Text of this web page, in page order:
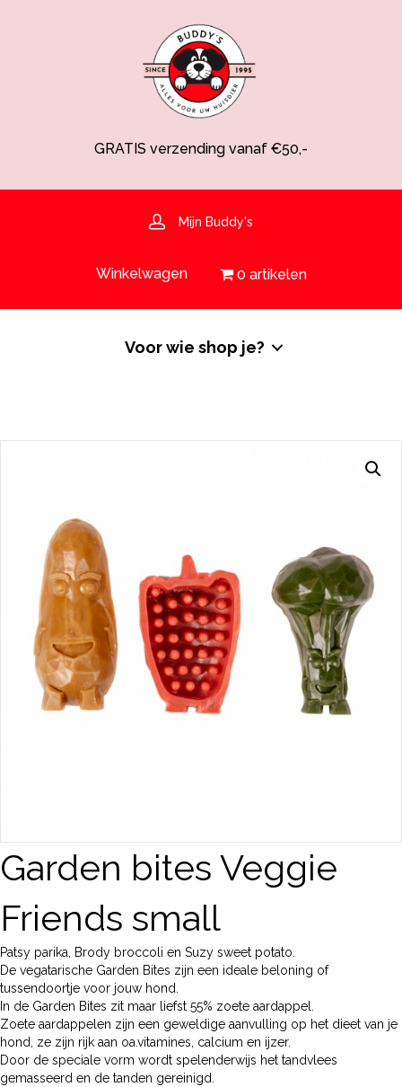
GRATIS verzending vanaf €50,-
Spaarsysteem voor korting!
GRATIS bezorging in de regio
Mijn Buddy's
Winkelwagen 0 artikelen
Voor wie shop je?
Garden bites Veggie
Friends small
Patsy parika, Brody broccoli en Suzy sweet potato.
De vegatarische Garden Bites zijn een ideale beloning of
tussendoortje voor jouw hond.
In de Garden Bites zit maar liefst 55% zoete aardappel.
Zoete aardappelen zijn een geweldige aanvulling op het dieet van je
hond, ze zijn rijk aan oa.vitamines, calcium en ijzer.
Door de speciale vorm wordt spelenderwijs het tandvlees
gemasseerd en de tanden gereinigd.